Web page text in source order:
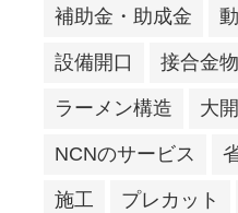
補助金・助成金
設備開口 接合金物
ラーメン構造 大
NCNのサービス
施工 プレカット